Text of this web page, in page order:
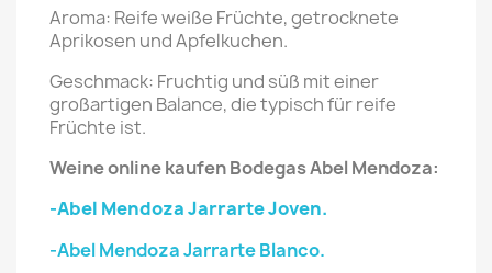
Aroma: Reife weiße Früchte, getrocknete
Aprikosen und Apfelkuchen.
Geschmack: Fruchtig und süß mit einer
großartigen Balance, die typisch für reife
Früchte ist.
Weine online kaufen Bodegas Abel Mendoza:
-Abel Mendoza Jarrarte Joven.
-Abel Mendoza Jarrarte Blanco.